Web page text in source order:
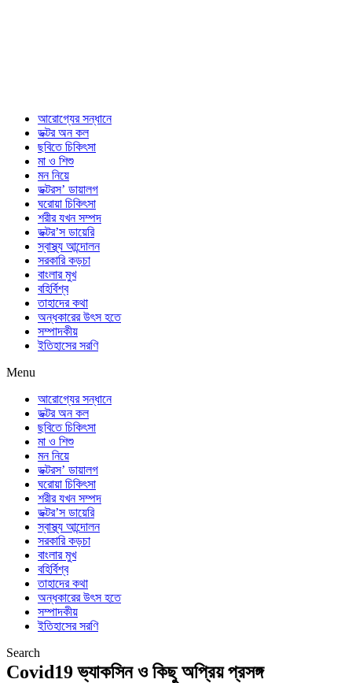
আরোগ্যের সন্ধানে
ডক্টর অন কল
ছবিতে চিকিৎসা
মা ও শিশু
মন নিয়ে
ডক্টরস’ ডায়ালগ
ঘরোয়া চিকিৎসা
শরীর যখন সম্পদ
ডক্টর’স ডায়েরি
স্বাস্থ্য আন্দোলন
সরকারি কড়চা
বাংলার মুখ
বহির্বিশ্ব
তাহাদের কথা
অন্ধকারের উৎস হতে
সম্পাদকীয়
ইতিহাসের সরণি
Menu
আরোগ্যের সন্ধানে
ডক্টর অন কল
ছবিতে চিকিৎসা
মা ও শিশু
মন নিয়ে
ডক্টরস’ ডায়ালগ
ঘরোয়া চিকিৎসা
শরীর যখন সম্পদ
ডক্টর’স ডায়েরি
স্বাস্থ্য আন্দোলন
সরকারি কড়চা
বাংলার মুখ
বহির্বিশ্ব
তাহাদের কথা
অন্ধকারের উৎস হতে
সম্পাদকীয়
ইতিহাসের সরণি
Search
Covid19 ভ্যাকসিন ও কিছু অপ্রিয় প্রসঙ্গ